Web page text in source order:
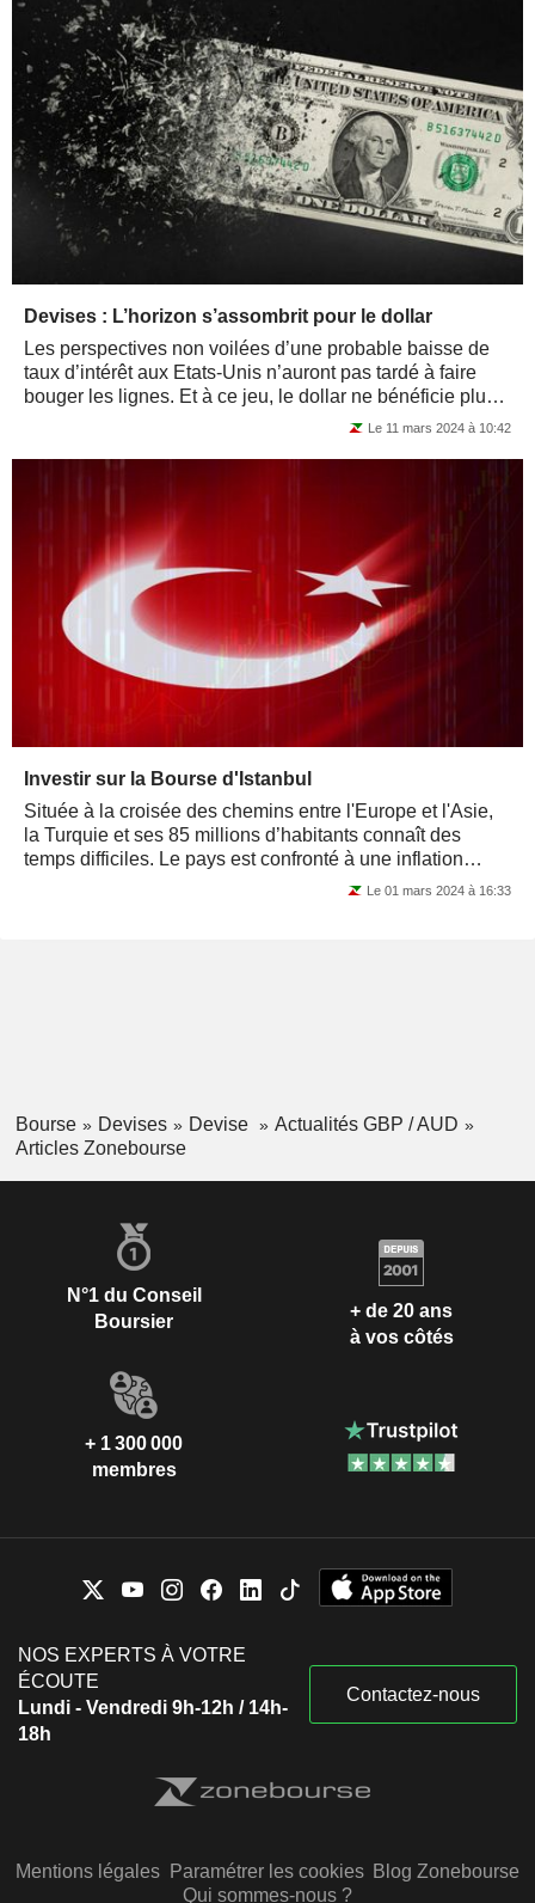
Devises : L’horizon s’assombrit pour le dollar
Les perspectives non voilées d’une probable baisse de
taux d’intérêt aux Etats-Unis n’auront pas tardé à faire
bouger les lignes. Et à ce jeu, le dollar ne bénéficie plus
Le 11 mars 2024 à 10:42
Investir sur la Bourse d'Istanbul
Située à la croisée des chemins entre l'Europe et l'Asie,
la Turquie et ses 85 millions d’habitants connaît des
temps difficiles. Le pays est confronté à une inflation
Le 01 mars 2024 à 16:33
Bourse Devises Devise
Actualités GBP / AUD
Articles Zonebourse
N°1 du Conseil
Boursier
+ de 20 ans
à vos côtés
+ 1 300 000
membres
NOS EXPERTS À VOTRE
ÉCOUTE
Lundi - Vendredi 9h-12h / 14h-
18h
Contactez-nous
Mentions légales Paramétrer les cookies Blog Zonebourse
Qui sommes-nous ?